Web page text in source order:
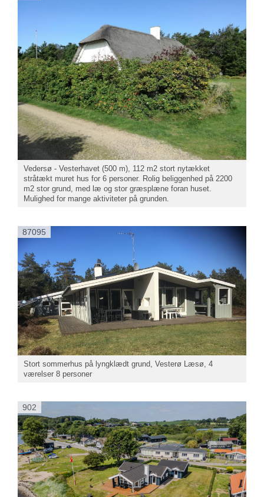
Vedersø - Vesterhavet (500 m), 112 m2 stort nytækket
stråtækt muret hus for 6 personer. Rolig beliggenhed på 2200
m2 stor grund, med læ og stor græsplæne foran huset.
Mulighed for mange aktiviteter på grunden.
87095
Stort sommerhus på lyngklædt grund, Vesterø Læsø, 4
værelser 8 personer
902